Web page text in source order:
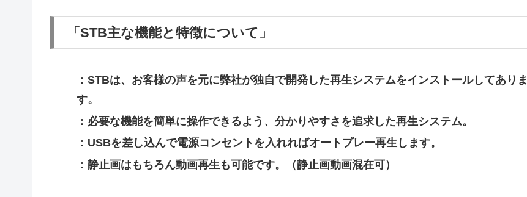
「STB主な機能と特徴について」
：STBは、お客様の声を元に弊社が独自で開発した再生システムをインストールしてありま
す。
：必要な機能を簡単に操作できるよう、分かりやすさを追求した再生システム。
：USBを差し込んで電源コンセントを入れればオートプレー再生します。
：静止画はもちろん動画再生も可能です。（静止画動画混在可）